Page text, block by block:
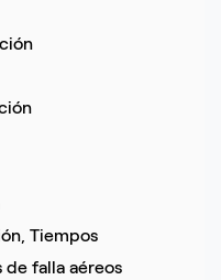
Tiempos
falla aéreos